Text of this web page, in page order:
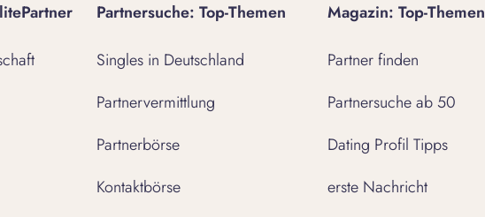
Partnersuche: Top-Themen
Singles in Deutschland
Partnervermittlung
Partnerbörse
Kontaktbörse
Magazin: Top-Themen
Partner finden
Partnersuche ab 50
Dating Profil Tipps
erste Nachricht